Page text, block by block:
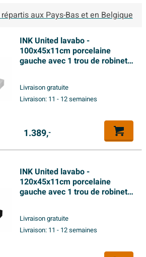
INK United lavabo -
100x45x11cm porcelaine
gauche avec 1 trou de robinet
plein caché - blanc mat
Livraison gratuite
Livraison: 11 - 12 semaines
1.389,-
INK United lavabo -
120x45x11cm porcelaine
gauche avec 1 trou de robinet
plein caché - noir mat
Livraison gratuite
Livraison: 11 - 12 semaines
répartis aux Pays-Bas et en Belgique